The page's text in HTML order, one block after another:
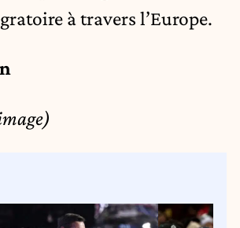
à travers l’Europe.